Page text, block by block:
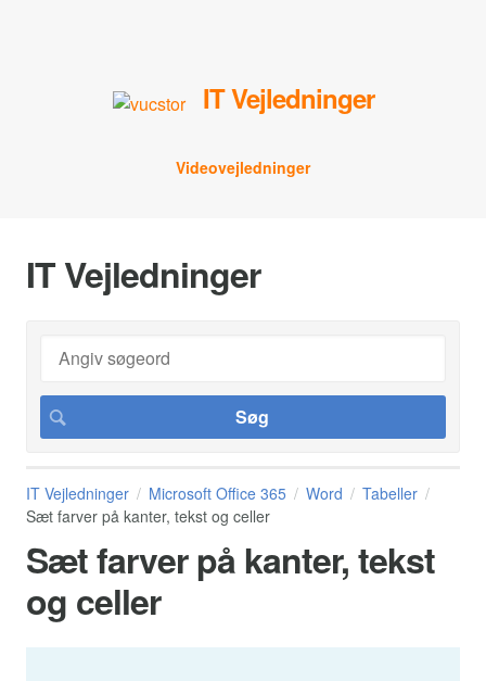
IT Vejledninger
Videovejledninger
IT Vejledninger
IT Vejledninger Microsoft Office 365 Word
Tabeller
Sæt farver på kanter, tekst og celler
Sæt farver på kanter, tekst
og celler